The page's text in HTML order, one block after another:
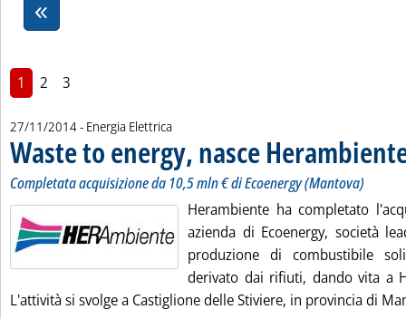
1 2 3
27/11/2014- Energia Elettrica
Waste to energy, nasce
Completata acquisizione da 10,5 mln € di Ecoenergy (Mantova)
Herambiente ha completato
azienda di Ecoenergy, società
produzione di combustibile
derivato dai rifiuti, dando vita a
L'attività si svolge a Castiglione delle Stiviere, in provincia di